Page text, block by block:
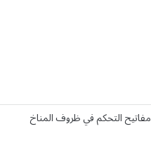
مفاتيح التحكم في ظروف المناخ